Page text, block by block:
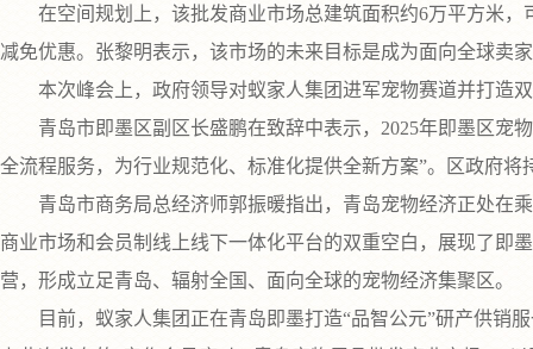
在空间规划上，该批发商业市场总建筑面积约6万平方米，
减免优惠。张黎明表示，该市场的未来目标是成为面向全球卖
本次峰会上，政府领导对蚁家人集团进军宠物赛道并打造双
青岛市即墨区副区长盛鹏在致辞中表示，2025年即墨区宠物
全流程服务，为行业规范化、标准化提供全新方案”。区政府
青岛市商务局总经济师郭振暖指出，青岛宠物经济正处在乘
商业市场和会员制线上线下一体化平台的双重空白，展现了即
营，形成立足青岛、辐射全国、面向全球的宠物经济集聚区。
目前，蚁家人集团正在青岛即墨打造“品智公元”研产供销服